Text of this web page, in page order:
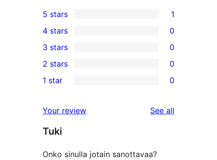
1
5-
star
review
5 stars 1
4-
star
reviews
4 stars 0
0
3-
star
3 stars 0
2-
reviews
2 stars 0
star
reviews
1 star 0
Your review See all
Tuki
Onko sinulla jotain sanottavaa?